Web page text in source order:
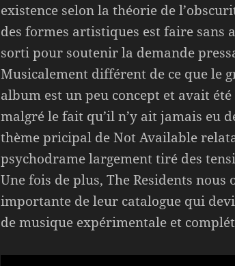
existence selon la théorie de
des formes artistiques est faire sans
sorti pour soutenir la demande
Musicalement différent de ce que le
album est un peu concept et avait
malgré le fait qu’il n’y ait jamais eu
thème pricipal de Not Available
psychodrame largement tiré des
Une fois de plus, The Residents
importante de leur catalogue qui
de musique expérimentale et